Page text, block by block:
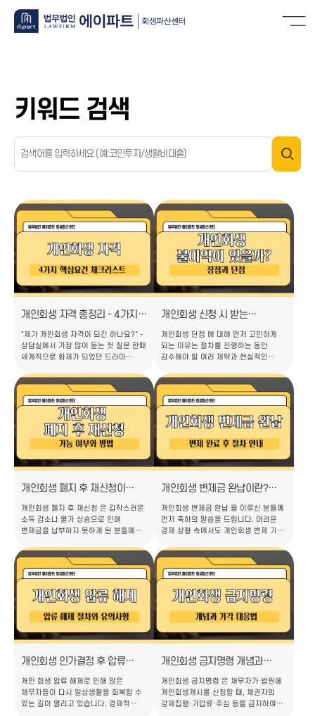
키워드 검색
개인회생 자격 총정리 - 4가지
핵심 요건만 통과하면 90%는
가능합니다
"제가 개인회생 자격이 되긴 하나요?" -
상담실에서 가장 많이 듣는 첫 질문 한때
세계적으로 화제가 되었던 드라마
감당할 수 없는 빚에 몰린 사람들이
목숨을 걸고 게임에 뛰어드는
이야기였죠. 드라마 속 설정이지만, 저희
회생파산센터를 찾아오시는 의뢰인들의
표정에서 그와 크게 다르지 않은
절박함을 마주할 때가 많습니다. 그런데
흥미로운 사실이 하나 있습니다. 상담을
요청하시는 분들의 상당수가 정작
자신이 개인회생 자격 에 해당…
개인회생 신청 시 받는
불이익은? 단점과 장점을 함께
살펴보기
개인회생 단점 에 대해 먼저 고민하게
되는 이유는 절차를 진행하는 동안
감수해야 할 여러 제약과 현실적인
울리는 채권자들의 독촉 전화에
시달리고, 점점 불어나는 이자 때문에
원금은 줄어들지 않는 상황이
계속되면서 더 이상 빚을 감당할 수
없다고 느끼는 분들이 많습니다. 이러한
상황에서 개인회생 제도는 법적으로
채무를 조정하여 재기의 기회를
제공하는 중요한 구제 수단이 될 수
있지만, 막상 제도를 알아보다 보면
개인회생 폐지 후 재신청이
가능할까? 가능여부와 방법
개인회생 폐지 후 재신청 은 갑작스러운
소득 감소나 물가 상승으로 인해
변제금을 납부하지 못하게 된 분들에게
최근 어려운 경제 여건 속에서 성실히
의무를 이행하려 했음에도 불구하고
생활비 부담 등으로 절차가 중단되어
좌절감을 느끼는 사례가 늘고 있습니다.
하지만 예상치 못한 사정 변경으로 인한
폐지 결정이 곧 영원한 실패를 의미하는
것은 아니며, 적절한 법적 절차를 통해
얼마든지 새로운 출발을 도모할 수
있습니다. 본 글에…
개인회생 변제금 완납이란?
변제 완료 후 절차
개인회생 변제금 완납 을 이루신 분들께
먼저 축하의 말씀을 드립니다. 어려운
경제 상황 속에서도 개인회생 변제 기간
개인회생 변제 완료를 이루셨다는 것은
결코 쉬운 일이 아니며, 경기 침체와
물가 상승으로 인해 생활비 마련조차
힘든 시기임에도 불구하고 끝까지
책임을 다하셨다는 점에서 정말 대단한
일이라 할 수 있습니다. 다만 아직 변제
중이신 분들의 경우, 앞으로 경제 여건이
더욱 악화될 가능성도 배제할 수 없기에
변제 이행…
개인회생 인가결정 후 압류
해제하는 방법
개인 회생 압류 해제로 인해 많은
채무자들이 다시 일상생활을 회복할 수
있는 길이 열리고 있습니다. 경제적
개인회생 금지명령 개념과
기각대응
개인회생 금지명령 은 채무자가 법원에
개인회생개시를 신청할 때, 채권자의
강제집행·가압류·추심 등을 금지하여